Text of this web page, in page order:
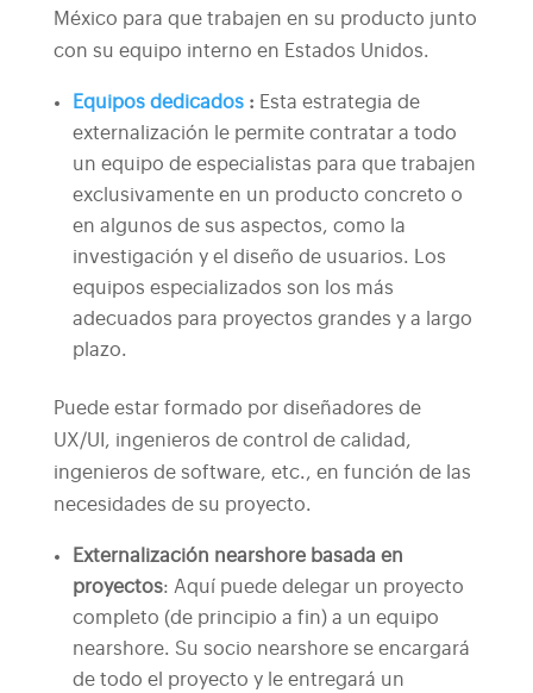
México para que trabajen en su producto junto
con su equipo interno en Estados Unidos.
Equipos dedicados : Esta estrategia de
externalización le permite contratar a todo
un equipo de especialistas para que trabajen
exclusivamente en un producto concreto o
en algunos de sus aspectos, como la
investigación y el diseño de usuarios. Los
equipos especializados son los más
adecuados para proyectos grandes y a largo
plazo.
Puede estar formado por diseñadores de
UX/UI, ingenieros de control de calidad,
ingenieros de software, etc., en función de las
necesidades de su proyecto.
Externalización nearshore basada en
proyectos: Aquí puede delegar un proyecto
completo (de principio a fin) a un equipo
nearshore. Su socio nearshore se encargará
de todo el proyecto y le entregará un